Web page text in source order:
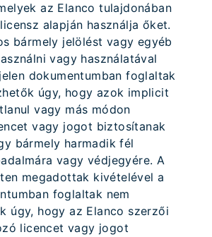
az Elanco tulajdonában
alapján használja őket.
bármely jelölést vagy egyéb
vagy használatával
dokumentumban foglaltak
úgy, hogy azok implicit
vagy más módon
vagy jogot biztosítanak
bármely harmadik fél
vagy védjegyére. A
megadottak kivételével a
foglaltak nem
úgy, hogy az Elanco szerzői
licencet vagy jogot